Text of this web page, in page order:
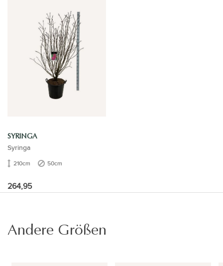
SYRINGA
Syringa
210cm 50cm
264,95
Andere Größen